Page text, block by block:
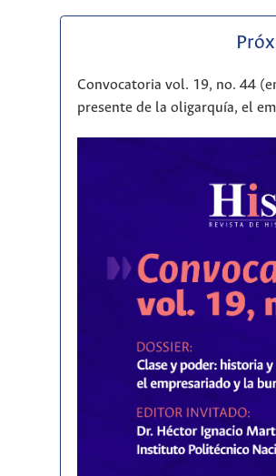
Convocatoria vol. 19, no. 44
presente de la oligarquía, el